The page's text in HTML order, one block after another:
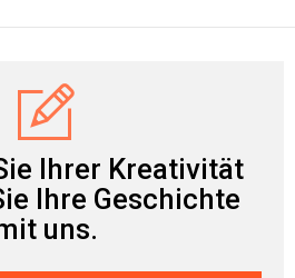
Ihrer Kreativität
Ihre Geschichte
uns.